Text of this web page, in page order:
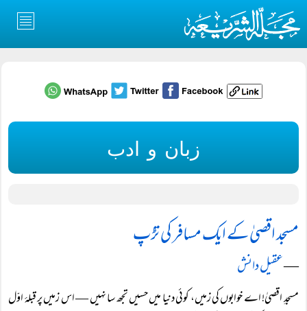
زبان و ادب
مسجد اقصیٰ کے ایک مسافر کی تڑپ
―عقیل دانش
مسجدِ اقصیٰ! اے خوابوں کی زمیں، کوئی دنیا میں حسیں تجھ سا نہیں — اس زمیں پر قبلۂ اوّل